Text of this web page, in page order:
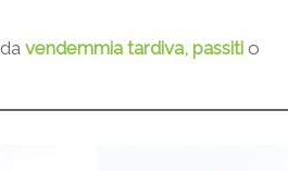
, da vendemmia tardiva, passiti o